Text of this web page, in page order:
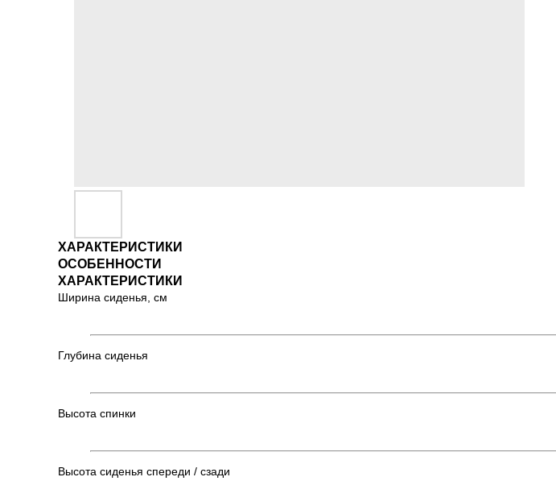
ХАРАКТЕРИСТИКИ
ОСОБЕННОСТИ
ХАРАКТЕРИСТИКИ
Ширина сиденья, см
Глубина сиденья
Высота спинки
Высота сиденья спереди / сзади